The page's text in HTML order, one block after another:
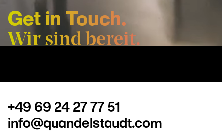
Get in Touch.
Wir sind bereit.
+49 69 24 27 77 51
info@quandelstaudt.com